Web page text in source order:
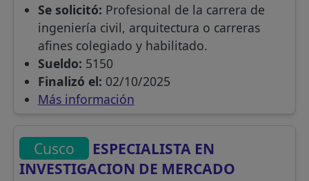
Se solicitó: Profesional de la carrera de
ingeniería civil, arquitectura o carreras
afines colegiado y habilitado.
Sueldo: 5150
Finalizó el: 02/10/2025
Más información
Cusco
ESPECIALISTA EN
INVESTIGACION DE MERCADO